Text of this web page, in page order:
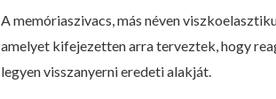
A memóriaszivacs, más néven
amelyet kifejezetten arra terveztek, hogy
legyen visszanyerni eredeti alakját.